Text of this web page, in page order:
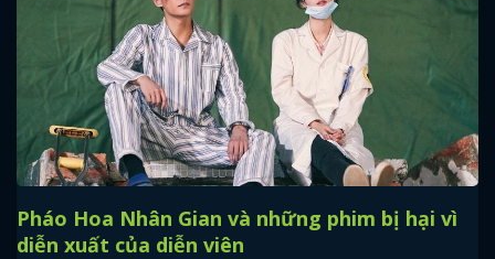
Pháo Hoa Nhân Gian và những phim bị hại vì
diễn xuất của diễn viên